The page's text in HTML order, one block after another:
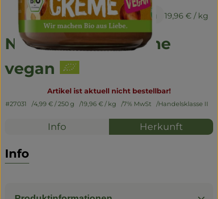
Über uns
Service
Nuss-Nougat-Creme
vegan
4,99 €/ 250 g 19,96 € / kg
Artikel ist aktuell nicht bestellbar!
#27031 4,99 € / 250 g 19,96 € / kg 7% MwSt Handelsklasse II
Info Herkunft
Info